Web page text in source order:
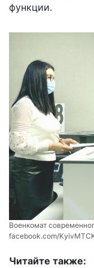
функции.
Военкомат
facebook.com/
Читайте также: